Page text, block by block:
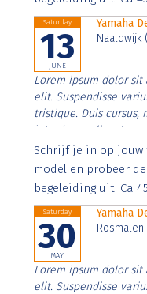
Saturday
13
JUNE
Yamaha
Naaldwijk
Lorem ipsum dolor
elit. Suspendisse
tristique. Duis cursus,
interdum nulla, ut
Aenean faucibus nibh
imperdiet. Nunc ut
Schrijf je in op jouw
model en probeer
begeleiding uit. Ca
Saturday
30
MAY
Yamaha
Rosmalen
Lorem ipsum dolor
elit. Suspendisse